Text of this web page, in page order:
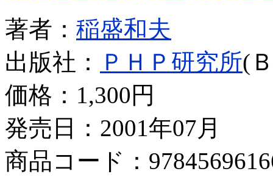
著者： 稲盛和夫
出版社：
ＰＨＰ研究所(
価格： 1,300円
発売日：2001年07月
商品コード：